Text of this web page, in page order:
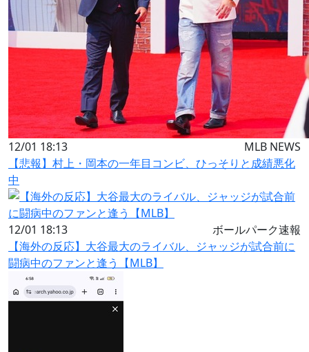
12/01 18:13
MLB NEWS
【悲報】村上・岡本の一年目コンビ、ひっそりと成績悪化
中
12/01 18:13
ボールパーク速報
【海外の反応】大谷最大のライバル、ジャッジが試合前に
闘病中のファンと逢う【MLB】